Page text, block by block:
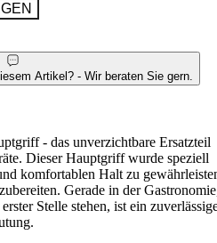
Artikel? - Wir beraten Sie gern.
- das unverzichtbare Ersatzteil
Dieser Hauptgriff wurde speziell
komfortablen Halt zu
Gerade in der
Stelle stehen, ist ein